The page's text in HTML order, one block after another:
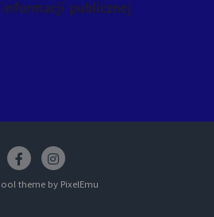
Facebookinsstagram
theme by PixelEmu